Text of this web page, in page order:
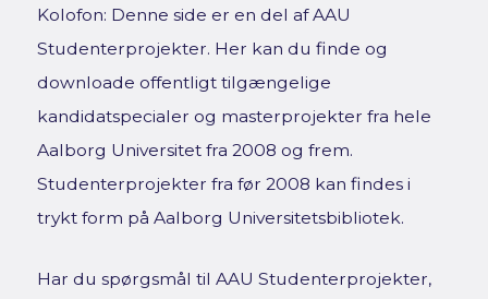
Kolofon: Denne side er en del af AAU
Studenterprojekter. Her kan du finde og
downloade offentligt tilgængelige
kandidatspecialer og masterprojekter fra hele
Aalborg Universitet fra 2008 og frem.
Studenterprojekter fra før 2008 kan findes i
trykt form på Aalborg Universitetsbibliotek.
Har du spørgsmål til AAU Studenterprojekter,